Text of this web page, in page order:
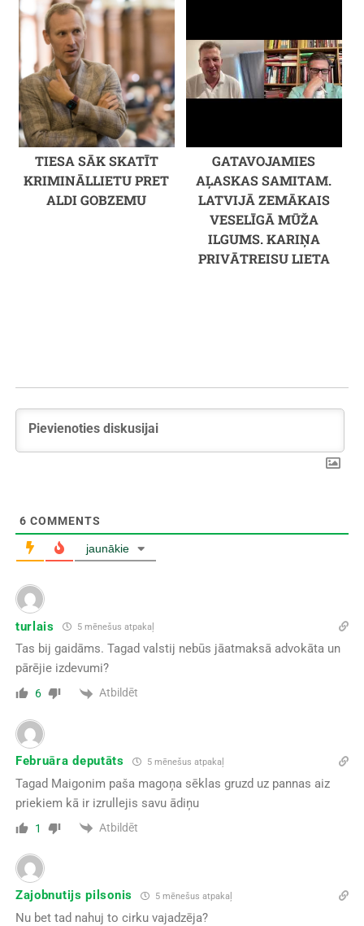
TIESA SĀK SKATĪT
KRIMINĀLLIETU PRET
ALDI GOBZEMU
GATAVOJAMIES
AĻASKAS SAMITAM.
LATVIJĀ ZEMĀKAIS
VESELĪGĀ MŪŽA
ILGUMS. KARIŅA
PRIVĀTREISU LIETA
6 COMMENTS
jaunākie
turlais 5 mēnešus atpakaļ
Tas bij gaidāms. Tagad valstij nebūs jāatmaksā advokāta un
pārējie izdevumi?
6 Atbildēt
Februāra deputāts 5 mēnešus atpakaļ
Tagad Maigonim paša magoņa sēklas gruzd uz pannas aiz
priekiem kā ir izrullejis savu ādiņu
1 Atbildēt
Zajobnutijs pilsonis 5 mēnešus atpakaļ
Nu bet tad nahuj to cirku vajadzēja?